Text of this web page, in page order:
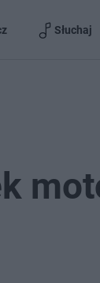
Słuchaj